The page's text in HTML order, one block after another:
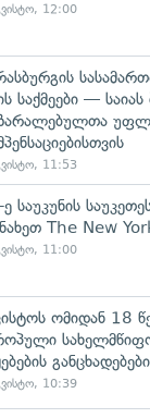
12:00
საქმეები —
11:53
საუკუნის
The New
11:00
ომიდან 18
განცხადებები
10:39